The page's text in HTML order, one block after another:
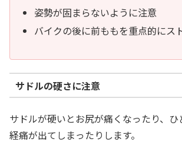
姿勢が固まらないように注意
バイクの後に前ももを重点的にス
サドルの硬さに注意
サドルが硬いとお尻が痛くなったり、
経痛が出てしまったりします。